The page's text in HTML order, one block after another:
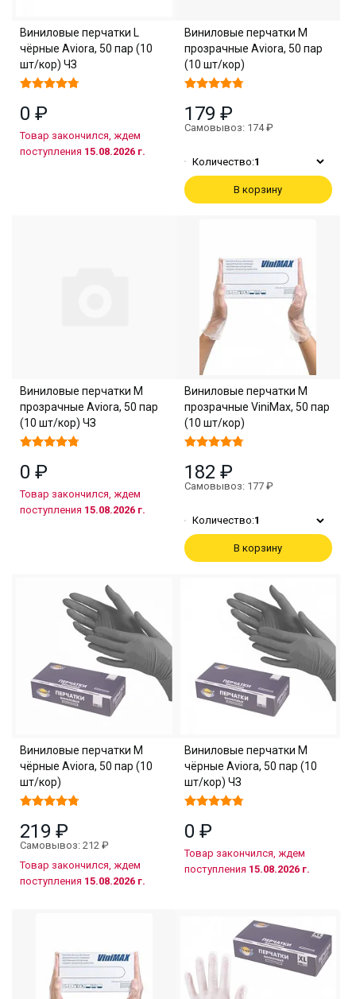
Виниловые перчатки L
чёрные Aviora, 50 пар (10
шт/кор) ЧЗ
0 ₽
Товар закончился, ждем
поступления 15.08.2026 г.
Виниловые перчатки M
прозрачные Aviora, 50 пар
(10 шт/кор)
179 ₽
Самовывоз: 174 ₽
Количество:1
В корзину
Виниловые перчатки M
прозрачные Aviora, 50 пар
(10 шт/кор) ЧЗ
0 ₽
Товар закончился, ждем
поступления 15.08.2026 г.
Виниловые перчатки M
прозрачные ViniMax, 50 пар
(10 шт/кор)
182 ₽
Самовывоз: 177 ₽
Количество:1
В корзину
Виниловые перчатки M
чёрные Aviora, 50 пар (10
шт/кор)
219 ₽
Самовывоз: 212 ₽
Товар закончился, ждем
поступления 15.08.2026 г.
Виниловые перчатки M
чёрные Aviora, 50 пар (10
шт/кор) ЧЗ
0 ₽
Товар закончился, ждем
поступления 15.08.2026 г.